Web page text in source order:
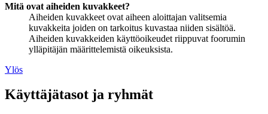
Mitä ovat aiheiden kuvakkeet?
Aiheiden kuvakkeet ovat aiheen aloittajan valitsemia
kuvakkeita joiden on tarkoitus kuvastaa niiden sisältöä.
Aiheiden kuvakkeiden käyttöoikeudet riippuvat foorumin
ylläpitäjän määrittelemistä oikeuksista.
Ylös
Käyttäjätasot ja ryhmät